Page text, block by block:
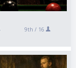
9th / 16